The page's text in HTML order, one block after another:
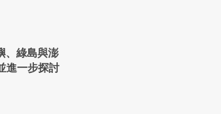
、綠島與澎
進一步探討